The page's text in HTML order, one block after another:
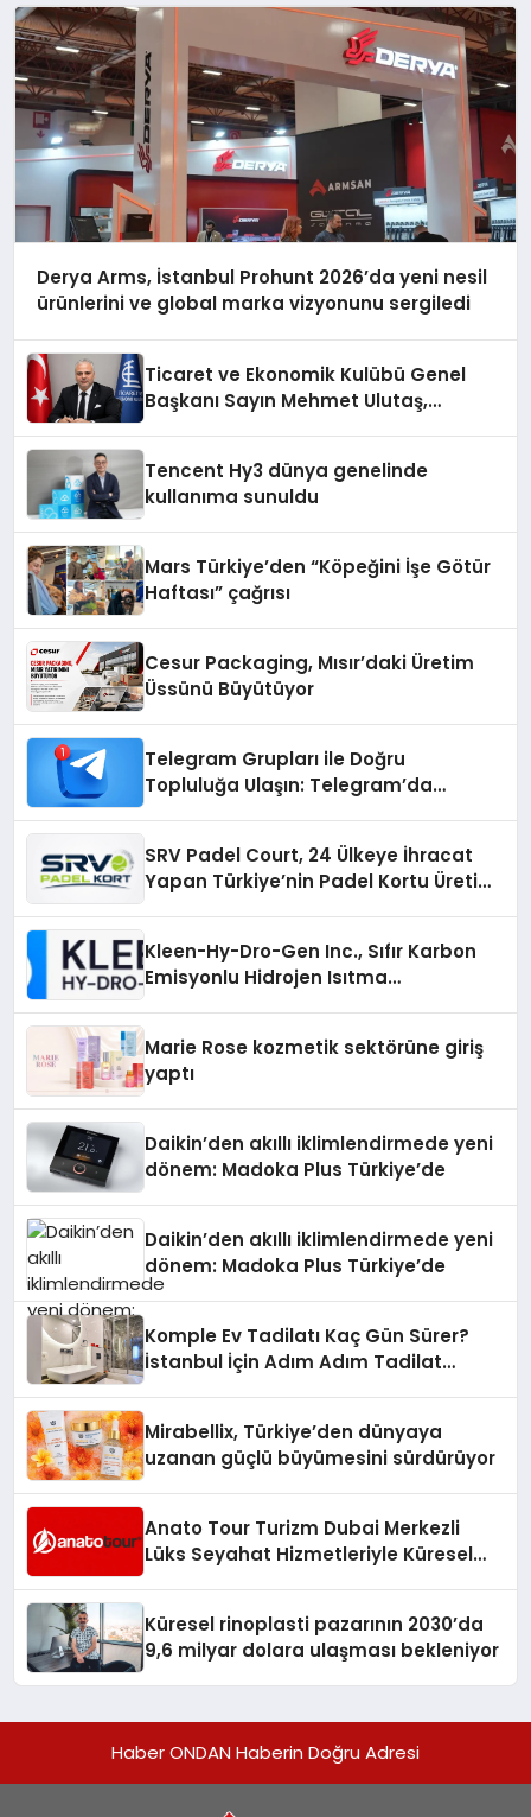
Derya Arms, İstanbul Prohunt 2026’da yeni nesil
ürünlerini ve global marka vizyonunu sergiledi
Ticaret ve Ekonomik Kulübü Genel
Başkanı Sayın Mehmet Ulutaş,
Tencent Hy3 dünya genelinde
kullanıma sunuldu
Mars Türkiye’den “Köpeğini İşe Götür
Haftası” çağrısı
Cesur Packaging, Mısır’daki Üretim
Üssünü Büyütüyor
Telegram Grupları ile Doğru
Topluluğa Ulaşın: Telegram’da
SRV Padel Court, 24 Ülkeye İhracat
Yapan Türkiye’nin Padel Kortu Üretim
Kleen-Hy-Dro-Gen Inc., Sıfır Karbon
Emisyonlu Hidrojen Isıtma
Marie Rose kozmetik sektörüne giriş
yaptı
Daikin’den akıllı iklimlendirmede yeni
dönem: Madoka Plus Türkiye’de
Daikin’den akıllı iklimlendirmede yeni
dönem: Madoka Plus Türkiye’de
Komple Ev Tadilatı Kaç Gün Sürer?
İstanbul İçin Adım Adım Tadilat
Mirabellix, Türkiye’den dünyaya
uzanan güçlü büyümesini sürdürüyor
Anato Tour Turizm Dubai Merkezli
Lüks Seyahat Hizmetleriyle Küresel
Küresel rinoplasti pazarının 2030’da
9,6 milyar dolara ulaşması bekleniyor
Haber ONDAN Haberin Doğru Adresi